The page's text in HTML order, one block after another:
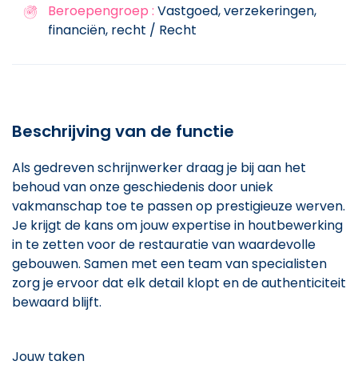
Beroepengroep : Vastgoed, verzekeringen,
financiën, recht / Recht
Beschrijving van de functie
Als gedreven schrijnwerker draag je bij aan het
behoud van onze geschiedenis door uniek
vakmanschap toe te passen op prestigieuze werven.
Je krijgt de kans om jouw expertise in houtbewerking
in te zetten voor de restauratie van waardevolle
gebouwen. Samen met een team van specialisten
zorg je ervoor dat elk detail klopt en de authenticiteit
bewaard blijft.
Jouw taken